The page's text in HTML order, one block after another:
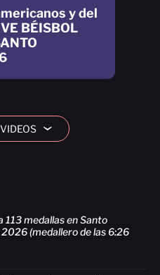
113 medallas en Santo
(medallero de las 6:26
y del
BÉISBOL
›